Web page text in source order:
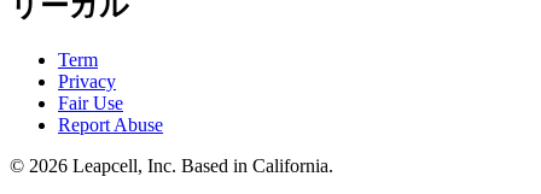
Term
Privacy
Fair Use
Report Abuse
© 2026 Leapcell, Inc. Based in California.